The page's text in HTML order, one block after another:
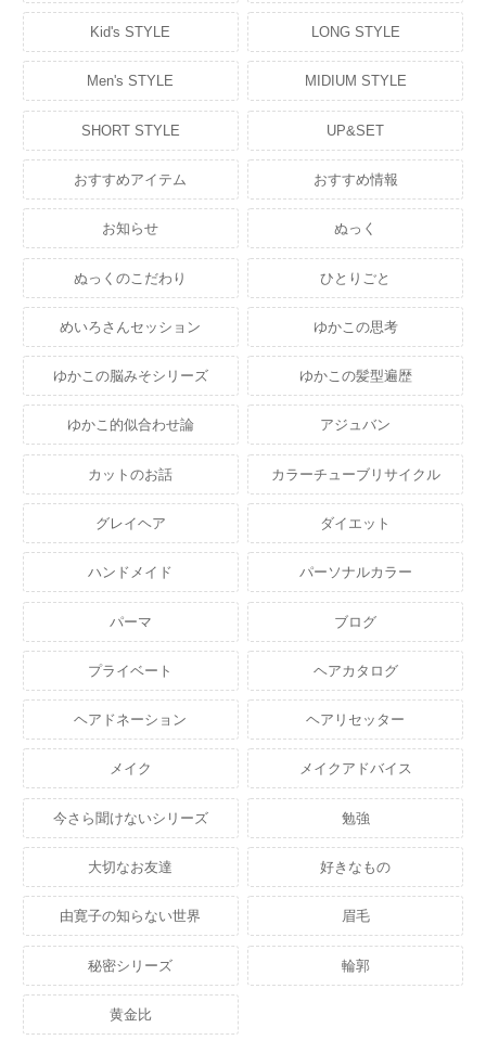
Kid's STYLE LONG STYLE
Men's STYLE MIDIUM STYLE
SHORT STYLE UP&SET
おすすめアイテム おすすめ情報
お知らせ ぬっく
ぬっくのこだわり ひとりごと
めいろさんセッション ゆかこの思考
ゆかこの脳みそシリーズ ゆかこの髪型遍歴
ゆかこ的似合わせ論 アジュバン
カットのお話 カラーチューブリサイクル
グレイヘア ダイエット
ハンドメイド パーソナルカラー
パーマ ブログ
プライベート ヘアカタログ
ヘアドネーション ヘアリセッター
メイク メイクアドバイス
今さら聞けないシリーズ 勉強
大切なお友達 好きなもの
由寛子の知らない世界 眉毛
秘密シリーズ 輪郭
黄金比